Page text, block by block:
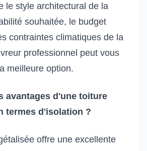
le style architectural de la
souhaitée, le budget
contraintes climatiques de la
professionnel peut vous
meilleure option.
avantages d'une toiture
termes d'isolation ?
offre une excellente